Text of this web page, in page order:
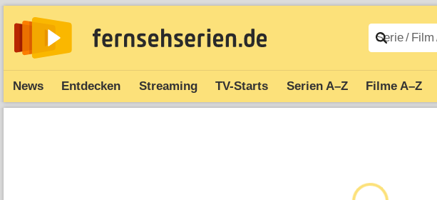
News Entdecken Streaming TV-Starts Serien A–Z Filme A–Z